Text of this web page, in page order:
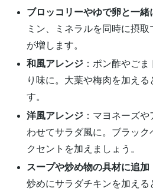
ブロッコリーやゆで卵と一緒
ミン、ミネラルを同時に摂
が増します。
和風アレンジ ：ポン酢やご
り味に。大葉や梅肉を加える
す。
洋風アレンジ ：マヨネーズ
わせてサラダ風に。ブラッ
クセントを加えましょう。
スープや炒め物の具材に追加
炒めにサラダチキンを加え